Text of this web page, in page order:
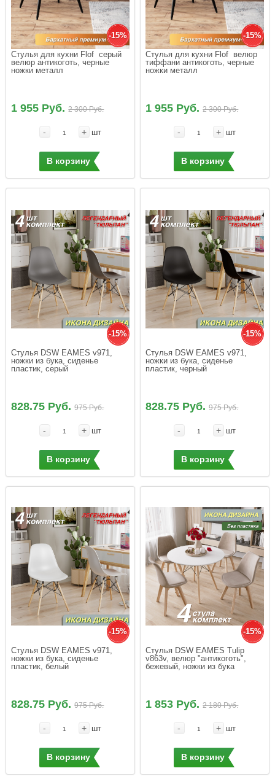
-15%
Стулья для кухни Flof  серый
велюр антикоготь, черные
ножки металл
1 955 Руб.2 300 Руб.
- + шт
В корзину
-15%
Стулья для кухни Flof  велюр
тиффани антикоготь, черные
ножки металл
1 955 Руб.2 300 Руб.
- + шт
В корзину
-15%
Стулья DSW EAMES v971,
ножки из бука, сиденье
пластик, серый
828.75 Руб.975 Руб.
- + шт
В корзину
-15%
Стулья DSW EAMES v971,
ножки из бука, сиденье
пластик, черный
828.75 Руб.975 Руб.
- + шт
В корзину
-15%
Стулья DSW EAMES v971,
ножки из бука, сиденье
пластик, белый
828.75 Руб.975 Руб.
- + шт
В корзину
-15%
Стулья DSW EAMES Tulip
v863v, велюр "антикоготь",
бежевый, ножки из бука
1 853 Руб.2 180 Руб.
- + шт
В корзину